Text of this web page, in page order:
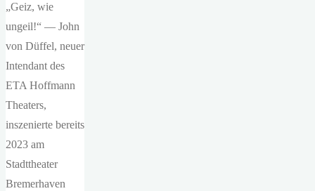
„Geiz, wie
ungeil!“ — John
von Düffel, neuer
Intendant des
ETA Hoffmann
Theaters,
inszenierte bereits
2023 am
Stadttheater
Bremerhaven